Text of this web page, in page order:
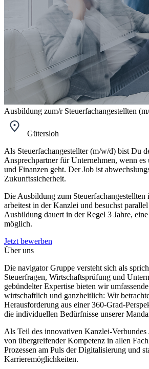
Ausbildung zum/r Steuerfachangestellten
Gütersloh
Als Steuerfachangestellter (m/w/d) bist Du
Ansprechpartner für Unternehmen, wenn es
und Finanzen geht. Der Job ist
Zukunftssicherheit.
Die Ausbildung zum Steuerfachangestellten
arbeitest in der Kanzlei und besuchst
Ausbildung dauert in der Regel 3 Jahre,
möglich.
Jetzt bewerben
Über uns
Die navigator Gruppe versteht sich als
Steuerfragen, Wirtschaftsprüfung und
gebündelter Expertise bieten wir
wirtschaftlich und ganzheitlich: Wir
Herausforderung aus einer 360-Grad-
die individuellen Bedürfnisse unserer
Als Teil des innovativen Kanzlei-
von übergreifender Kompetenz in allen
Prozessen am Puls der Digitalisierung und
Karrieremöglichkeiten.